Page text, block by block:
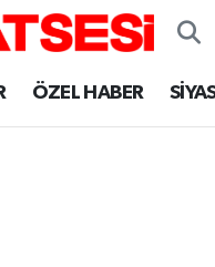
ÖZEL HABER